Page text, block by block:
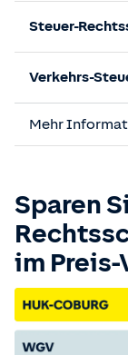
Steuer-
Verkehrs-
Mehr
Sparen
im